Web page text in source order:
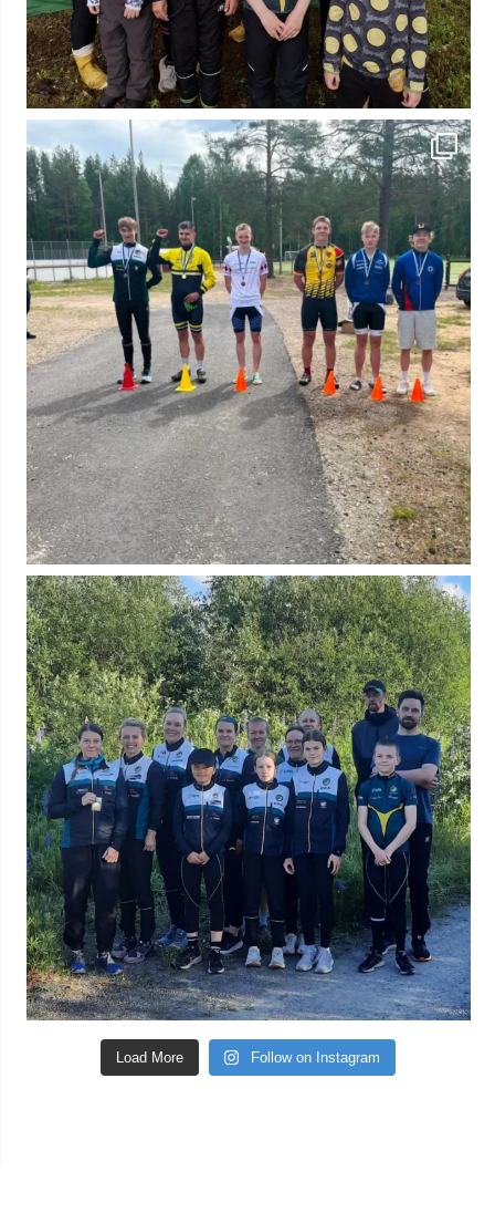
Load More Follow on Instagram